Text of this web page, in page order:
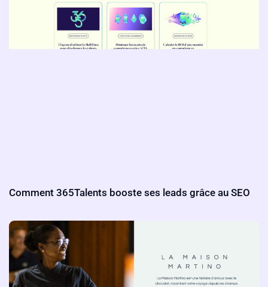
Comment 365Talents booste ses leads grâce au SEO